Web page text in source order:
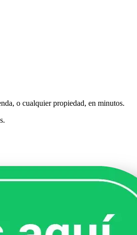
o cualquier propiedad, en minutos.